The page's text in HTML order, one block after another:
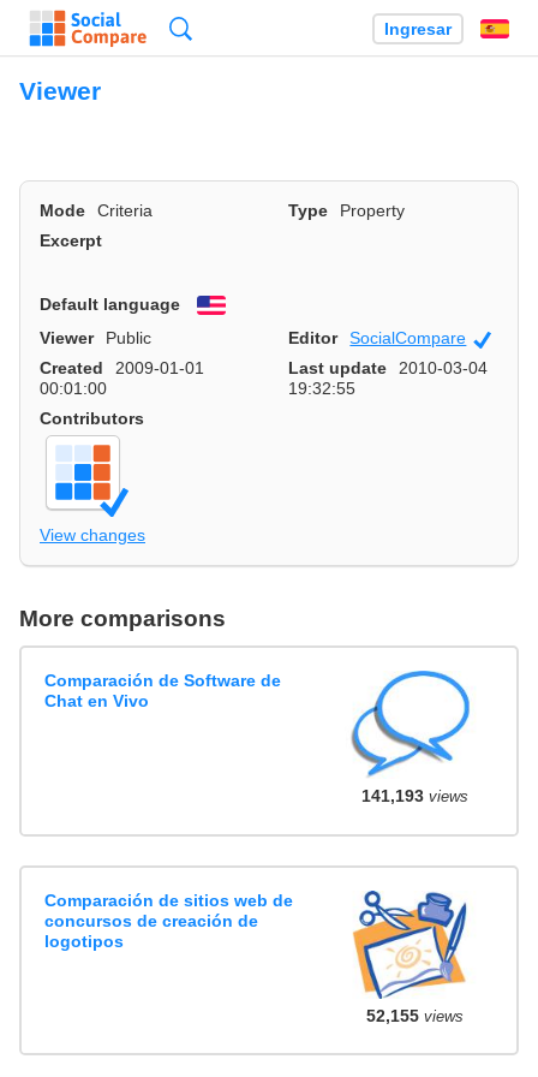
Ingresar
Viewer
Mode Criteria Type
Property
Excerpt
Default language
English
Viewer
Public Editor SocialCompare
Created
2009-01-01
00:01:00
Last update
2010-03-04
19:32:55
Contributors
View changes
More comparisons
Comparación de Software de
Chat en Vivo
141,193views
Comparación de sitios web de
concursos de creación de
logotipos
52,155views